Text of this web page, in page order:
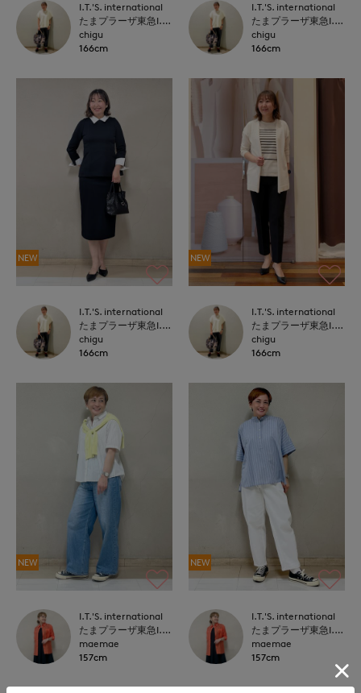
I.T.'S. international
たまプラーザ東急I.T.'S.international
chigu
166cm
I.T.'S. international
たまプラーザ東急I.T.'S.international
chigu
166cm
NEW
I.T.'S. international
たまプラーザ東急I.T.'S.international
chigu
166cm
NEW
I.T.'S. international
たまプラーザ東急I.T.'S.international
chigu
166cm
NEW
I.T.'S. international
たまプラーザ東急I.T.'S.international
maemae
157cm
NEW
I.T.'S. international
たまプラーザ東急I.T.'S.international
maemae
157cm